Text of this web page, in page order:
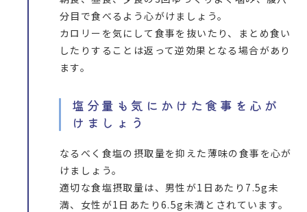
分目で食べるよう心がけましょう。
カロリーを気にして食事を抜いたり、まとめ食い
したりすることは返って逆効果となる場合があり
ます。
塩分量も気にかけた食事を心が
けましょう
なるべく食塩の摂取量を抑えた薄味の食事を心が
けましょう。
適切な食塩摂取量は、男性が1日あたり7.5g未
満、女性が1日あたり6.5g未満とされています。